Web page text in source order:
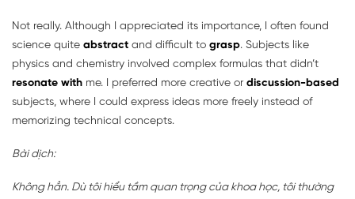
Not really. Although I appreciated its importance, I often found
science quite abstract and difficult to grasp. Subjects like
physics and chemistry involved complex formulas that didn’t
resonate with me. I preferred more creative or discussion-based
subjects, where I could express ideas more freely instead of
memorizing technical concepts.
Bài dịch:
Không hẳn. Dù tôi hiểu tầm quan trọng của khoa học, tôi thường